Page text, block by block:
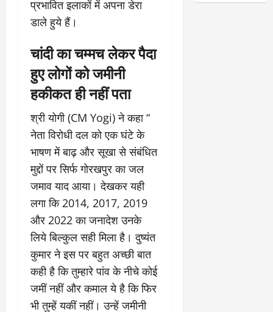
प्रभावित इलाकों में अपना डेरा
डाले हुये हैं।
चांदी का चम्मच लेकर पैदा
हुए लोगों को जमीनी
हकीकत ही नहीं पता
श्री योगी (CM Yogi) ने कहा “
नेता विरोधी दल को एक घंटे के
भाषण में बाढ़ और सूखा से संबंधित
मुद्दों पर सिर्फ गोरखपुर का जल
जमाव याद आया। देखकर यही
लगा कि 2014, 2017, 2019
और 2022 का जनादेश उनके
लिये बिल्कुल सही मिला है। दुष्यंत
कुमार ने इस पर बहुत अच्छी बात
कही है कि तुम्हारे पांव के नीचे कोई
जमीं नहीं और कमाल ये है कि फिर
भी तुम्हें यकीं नहीं। उन्हें जमीनी